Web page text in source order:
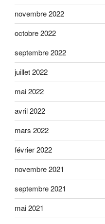
novembre 2022
octobre 2022
septembre 2022
juillet 2022
mai 2022
avril 2022
mars 2022
février 2022
novembre 2021
septembre 2021
mai 2021